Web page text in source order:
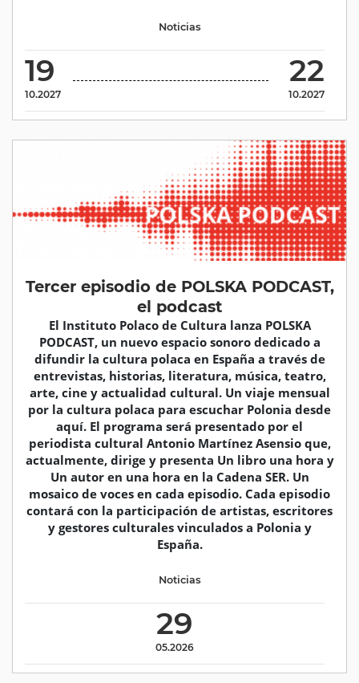
19
10.2027
22
10.2027
Noticias
Tercer episodio de POLSKA PODCAST,
el podcast
El Instituto Polaco de Cultura lanza POLSKA
PODCAST, un nuevo espacio sonoro dedicado a
difundir la cultura polaca en España a través de
entrevistas, historias, literatura, música, teatro,
arte, cine y actualidad cultural. Un viaje mensual
por la cultura polaca para escuchar Polonia desde
aquí. El programa será presentado por el
periodista cultural Antonio Martínez Asensio que,
actualmente, dirige y presenta Un libro una hora y
Un autor en una hora en la Cadena SER. Un
mosaico de voces en cada episodio. Cada episodio
contará con la participación de artistas, escritores
y gestores culturales vinculados a Polonia y
España.
29
05.2026
Noticias